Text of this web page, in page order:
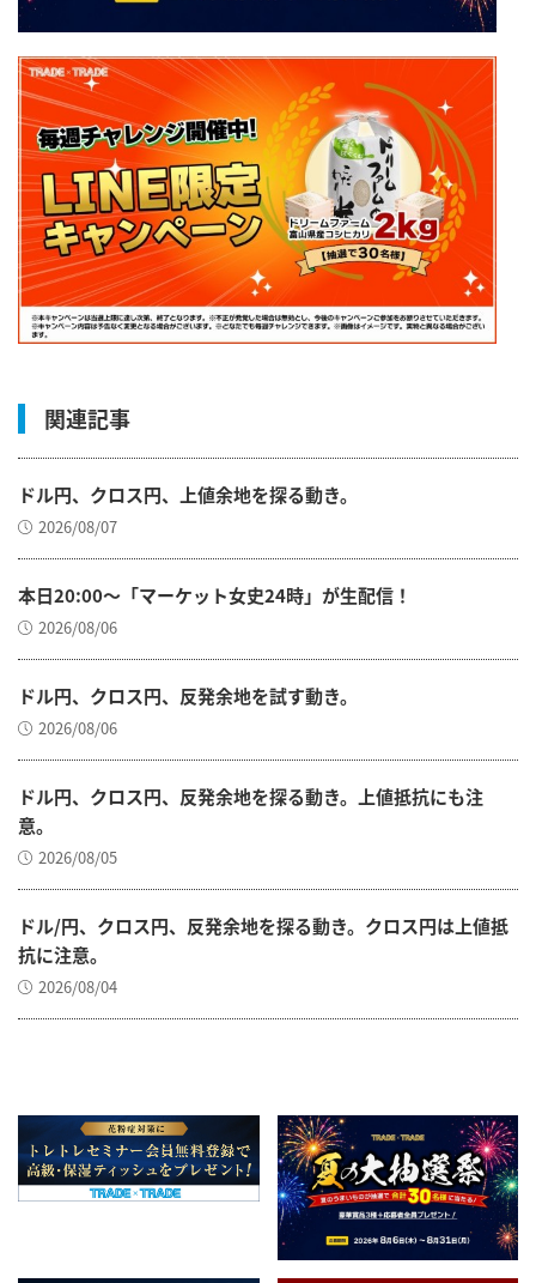
関連記事
ドル円、クロス円、上値余地を探る動き。
2026/08/07
本日20:00～「マーケット女史24時」が生配信！
2026/08/06
ドル円、クロス円、反発余地を試す動き。
2026/08/06
ドル円、クロス円、反発余地を探る動き。上値抵抗にも注
意。
2026/08/05
ドル/円、クロス円、反発余地を探る動き。クロス円は上値抵
抗に注意。
2026/08/04